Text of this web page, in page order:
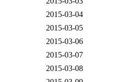
2015-03-04
2015-03-05
2015-03-06
2015-03-07
2015-03-08